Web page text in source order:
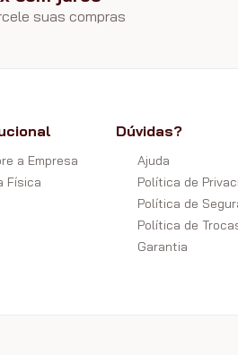
suas compras
a Empresa
Física
Dúvidas?
Ajuda
Política de
Política de
Política de
Garantia